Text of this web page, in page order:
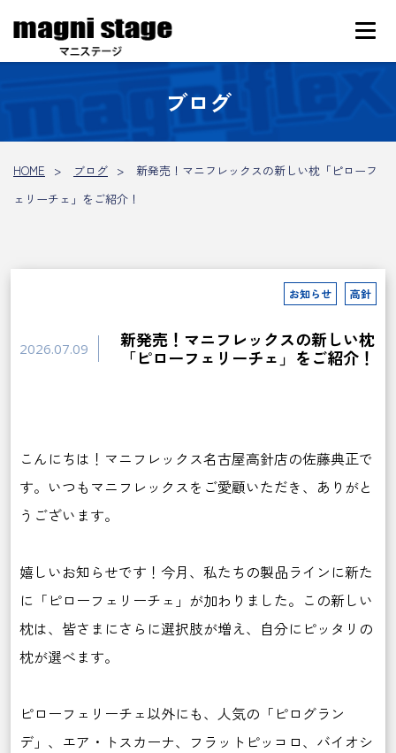
ブログ
HOME ブログ
新発売！マニフレックスの新しい枕「ピローフ
ェリーチェ」をご紹介！
お知らせ 高針
2026.07.09
新発売！マニフレックスの新しい枕
「ピローフェリーチェ」をご紹介！
こんにちは！マニフレックス名古屋高針店の佐藤典正で
す。いつもマニフレックスをご愛顧いただき、ありがと
うございます。
嬉しいお知らせです！今月、私たちの製品ラインに新た
に「ピローフェリーチェ」が加わりました。この新しい
枕は、皆さまにさらに選択肢が増え、自分にピッタリの
枕が選べます。
ピローフェリーチェ以外にも、人気の「ピログラン
デ」、エア・トスカーナ、フラットピッコロ、バイオシ